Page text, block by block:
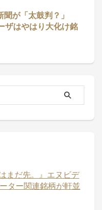
が「太鼓判？」
ザはやはり大化け銘
まだ先。』エヌビデ
ター関連銘柄が軒並